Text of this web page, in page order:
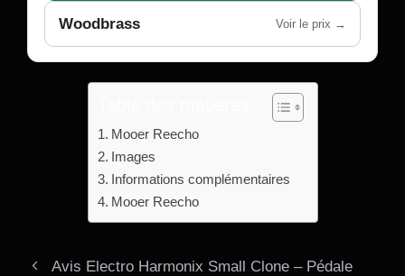
Woodbrass Voir le prix →
Mooer Reecho
Images
Informations complémentaires
Mooer Reecho
Avis Electro Harmonix Small Clone – Pédale